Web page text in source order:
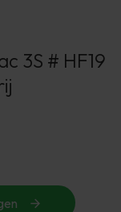
3S # HF19